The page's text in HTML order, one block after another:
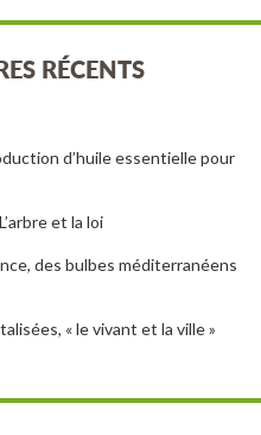
RÉCENTS
d’huile essentielle pour
L’arbre et la loi
des bulbes méditerranéens
« le vivant et la ville »